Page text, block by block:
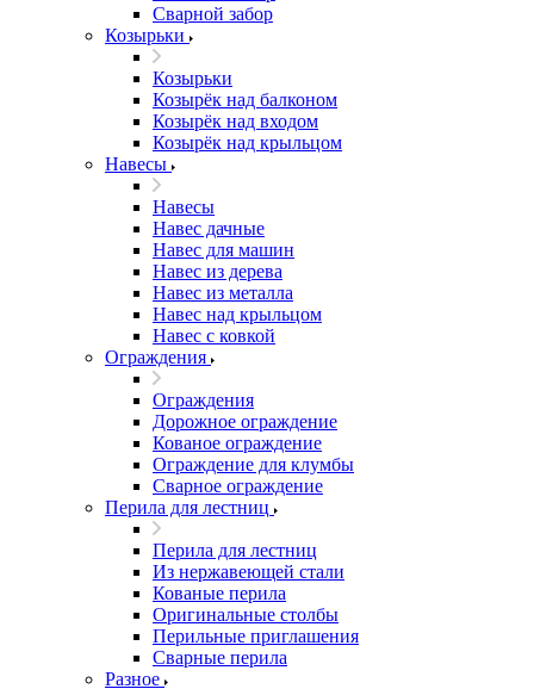
Сварной забор
Козырьки
Козырьки
Козырёк над балконом
Козырёк над входом
Козырёк над крыльцом
Навесы
Навесы
Навес дачные
Навес для машин
Навес из дерева
Навес из металла
Навес над крыльцом
Навес с ковкой
Ограждения
Ограждения
Дорожное ограждение
Кованое ограждение
Ограждение для клумбы
Сварное ограждение
Перила для лестниц
Перила для лестниц
Из нержавеющей стали
Кованые перила
Оригинальные столбы
Перильные приглашения
Сварные перила
Разное